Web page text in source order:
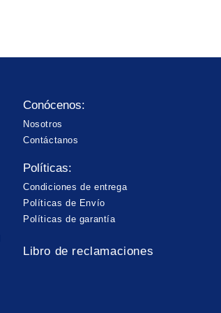
Conócenos:
Nosotros
Contáctanos
Políticas:
Condiciones de entrega
Políticas de Envío
Políticas de garantía
Libro de reclamaciones